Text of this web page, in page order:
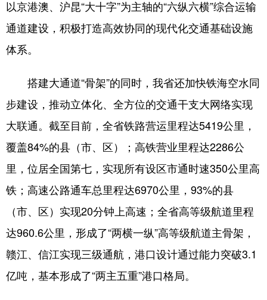
山东 河南 湖北 湖南
广东 广西 海南 重庆
陕西 甘肃 青海 宁夏
新疆 内蒙古 黑龙江
多语种频道
English Español Français عربى
Deutsch Português
以京港澳、沪昆“大十字”为主轴的“六纵六横”综合运输
通道建设，积极打造高效协同的现代化交通基础设施
体系。
搭建大通道“骨架”的同时，我省还加快铁海空水同
步建设，推动立体化、全方位的交通干支大网络实现
大联通。截至目前，全省铁路营运里程达5419公里，
覆盖84%的县（市、区）；高铁营业里程达2286公
里，位居全国第七，实现所有设区市通时速350公里高
铁；高速公路通车总里程达6970公里，93%的县
（市、区）实现20分钟上高速；全省高等级航道里程
达960.6公里，形成了“两横一纵”高等级航道主骨架，
赣江、信江实现三级通航，港口设计通过能力突破3.1
亿吨，基本形成了“两主五重”港口格局。